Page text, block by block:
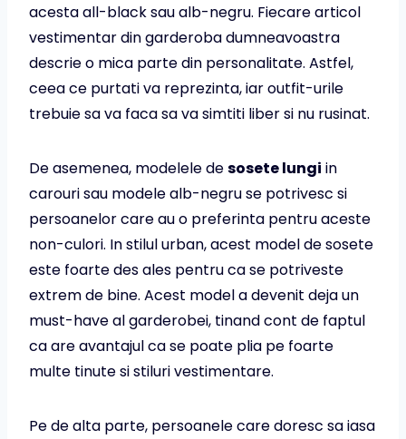
acesta all-black sau alb-negru. Fiecare articol
vestimentar din garderoba dumneavoastra
descrie o mica parte din personalitate. Astfel,
ceea ce purtati va reprezinta, iar outfit-urile
trebuie sa va faca sa va simtiti liber si nu rusinat.
De asemenea, modelele desosete lungi in
carouri sau modele alb-negru se potrivesc si
persoanelor care au o preferinta pentru aceste
non-culori. In stilul urban, acest model de sosete
este foarte des ales pentru ca se potriveste
extrem de bine. Acest model a devenit deja un
must-have al garderobei, tinand cont de faptul
ca are avantajul ca se poate plia pe foarte
multe tinute si stiluri vestimentare.
Pe de alta parte, persoanele care doresc sa iasa